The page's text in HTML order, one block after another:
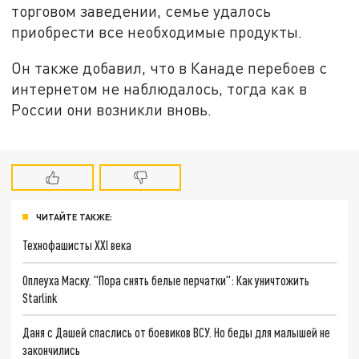
торговом заведении, семье удалось
приобрести все необходимые продукты.
Он также добавил, что в Канаде перебоев с
интернетом не наблюдалось, тогда как в
России они возникли вновь.
ЧИТАЙТЕ ТАКЖЕ:
Технофашисты XXI века
Оплеуха Маску. "Пора снять белые перчатки": Как уничтожить
Starlink
Даня с Дашей спаслись от боевиков ВСУ. Но беды для малышей не
закончились